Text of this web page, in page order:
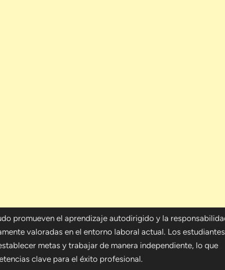
promueven el aprendizaje autodirigido y la
valoradas en el entorno laboral actual. Los estudiantes
metas y trabajar de manera independiente, lo que
clave para el éxito profesional.